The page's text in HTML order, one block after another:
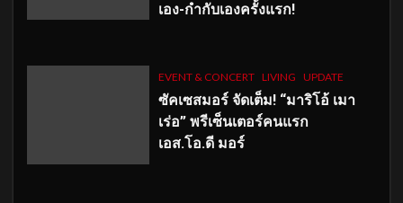
เอง-กำกับเองครั้งแรก!
EVENT & CONCERT LIVING UPDATE
ซัคเซสมอร์ จัดเต็ม! “มาริโอ้ เมา
เร่อ” พรีเซ็นเตอร์คนแรก
เอส.โอ.ดี มอร์